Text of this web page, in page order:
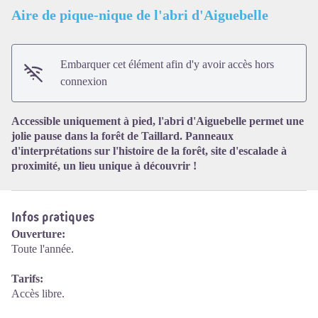
Aire de pique-nique de l'abri d'Aiguebelle
Embarquer cet élément afin d'y avoir accès hors
connexion
Accessible uniquement à pied, l'abri d'Aiguebelle permet une
jolie pause dans la forêt de Taillard. Panneaux
d'interprétations sur l'histoire de la forêt, site d'escalade à
proximité, un lieu unique à découvrir !
Infos pratiques
Ouverture:
Toute l'année.
Tarifs:
Accès libre.